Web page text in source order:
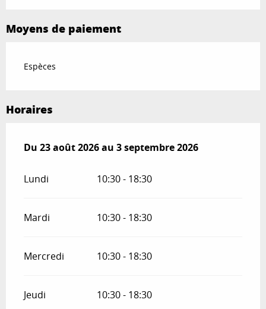
Moyens de paiement
Espèces
Horaires
Du 23 août 2026au 3 septembre 2026
Du 23 août 2026au 3 septembre 2026
Lundi 10:30 - 18:30
Mardi 10:30 - 18:30
Mercredi 10:30 - 18:30
Jeudi 10:30 - 18:30